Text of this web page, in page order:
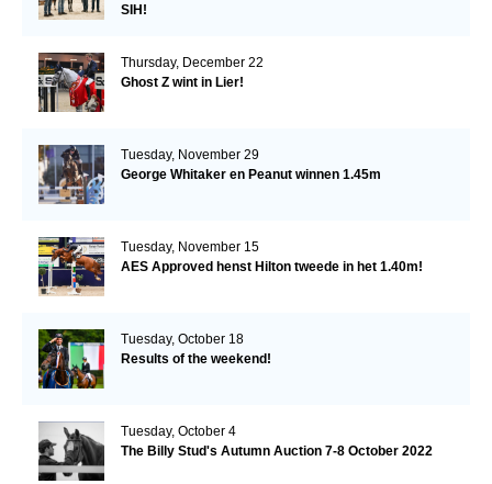
SIH!
Thursday, December 22
Ghost Z wint in Lier!
Tuesday, November 29
George Whitaker en Peanut winnen 1.45m
Tuesday, November 15
AES Approved henst Hilton tweede in het 1.40m!
Tuesday, October 18
Results of the weekend!
Tuesday, October 4
The Billy Stud's Autumn Auction 7-8 October 2022